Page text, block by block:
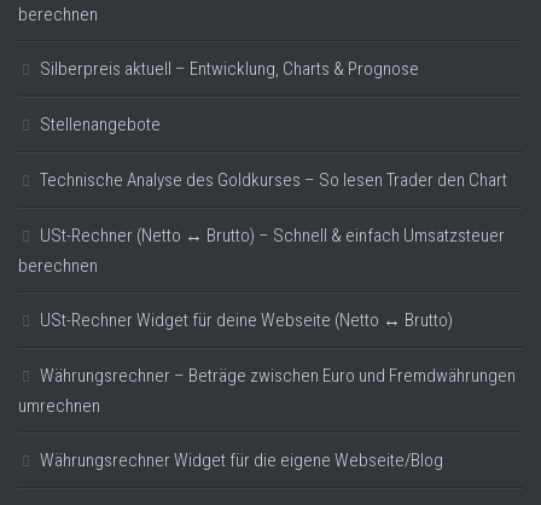
berechnen
Silberpreis aktuell – Entwicklung, Charts & Prognose
Stellenangebote
Technische Analyse des Goldkurses – So lesen Trader den Chart
USt-Rechner (Netto ↔ Brutto) – Schnell & einfach Umsatzsteuer
berechnen
USt-Rechner Widget für deine Webseite (Netto ↔ Brutto)
Währungsrechner – Beträge zwischen Euro und Fremdwährungen
umrechnen
Währungsrechner Widget für die eigene Webseite/Blog